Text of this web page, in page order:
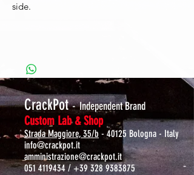
side.
CrackPot- Independent Brand
Custom Lab & Shop
Strada Maggiore, 35/b - 40125 Bologna - Italy
info@crackpot.it
amministrazione@crackpot.it
051 4119434/ +39 328 9383875